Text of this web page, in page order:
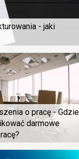
- jaki
o pracę - Gdzie
darmowe